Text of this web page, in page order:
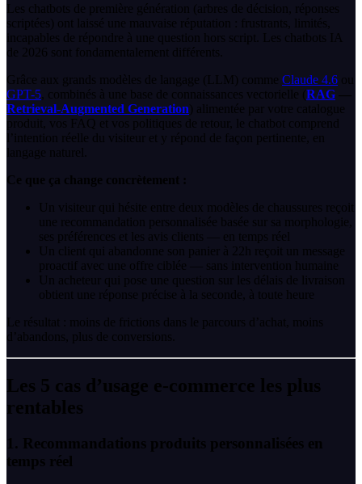
Les chatbots de première génération (arbres de décision, réponses
scriptées) ont laissé une mauvaise réputation : frustrants, limités,
incapables de répondre à une question hors script. Les chatbots IA
de 2026 sont fondamentalement différents.
Grâce aux grands modèles de langage (LLM) comme Claude 4.6 ou
GPT-5 , combinés à une base de connaissances vectorielle (RAG —
Retrieval-Augmented Generation ) alimentée par votre catalogue
produit, vos FAQ et vos politiques de retour, le chatbot comprend
l’intention réelle du visiteur et y répond de façon pertinente, en
langage naturel.
Ce que ça change concrètement :
Un visiteur qui hésite entre deux modèles de chaussures reçoit
une recommandation personnalisée basée sur sa morphologie,
ses préférences et les avis clients — en temps réel
Un client qui abandonne son panier à 22h reçoit un message
proactif avec une offre ciblée — sans intervention humaine
Un acheteur qui pose une question sur les délais de livraison
obtient une réponse précise à la seconde, à toute heure
Le résultat : moins de frictions dans le parcours d’achat, moins
d’abandons, plus de conversions.
Les 5 cas d’usage e-commerce les plus
rentables
1. Recommandations produits personnalisées en
temps réel